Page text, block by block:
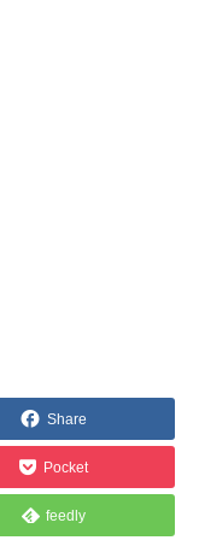
Share
Pocket
feedly